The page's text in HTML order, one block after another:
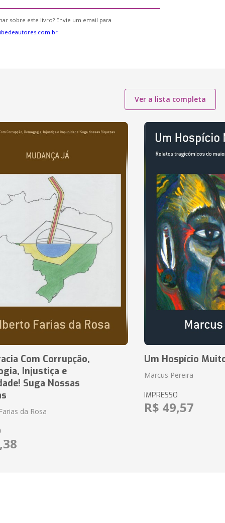
sobre este livro? Envie um email para
Ver a lista completa
Com Corrupção,
Injustiça e
Suga Nossas
da Rosa
Um Hospício
Marcus Pereira
IMPRESSO
R$ 49,57